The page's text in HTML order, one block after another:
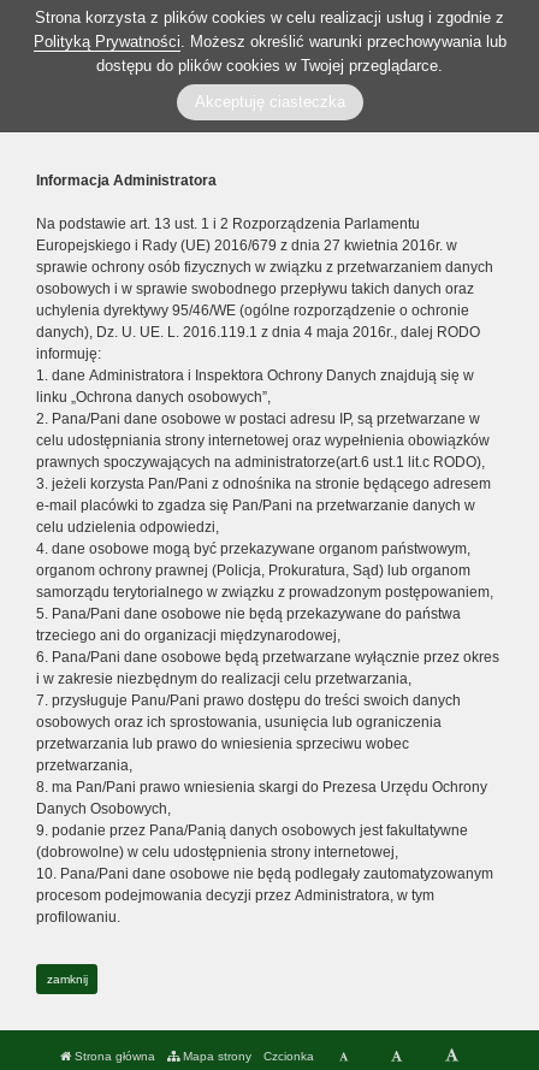
Strona korzysta z plików cookies w celu realizacji usług i zgodnie z
Polityką Prywatności. Możesz określić warunki przechowywania lub
dostępu do plików cookies w Twojej przeglądarce.
Akceptuję ciasteczka
Informacja Administratora
Na podstawie art. 13 ust. 1 i 2 Rozporządzenia Parlamentu
Europejskiego i Rady (UE) 2016/679 z dnia 27 kwietnia 2016r. w
sprawie ochrony osób fizycznych w związku z przetwarzaniem danych
osobowych i w sprawie swobodnego przepływu takich danych oraz
uchylenia dyrektywy 95/46/WE (ogólne rozporządzenie o ochronie
danych), Dz. U. UE. L. 2016.119.1 z dnia 4 maja 2016r., dalej RODO
informuję:
1. dane Administratora i Inspektora Ochrony Danych znajdują się w
linku „Ochrona danych osobowych”,
2. Pana/Pani dane osobowe w postaci adresu IP, są przetwarzane w
celu udostępniania strony internetowej oraz wypełnienia obowiązków
prawnych spoczywających na administratorze(art.6 ust.1 lit.c RODO),
3. jeżeli korzysta Pan/Pani z odnośnika na stronie będącego adresem
e-mail placówki to zgadza się Pan/Pani na przetwarzanie danych w
celu udzielenia odpowiedzi,
4. dane osobowe mogą być przekazywane organom państwowym,
organom ochrony prawnej (Policja, Prokuratura, Sąd) lub organom
samorządu terytorialnego w związku z prowadzonym postępowaniem,
5. Pana/Pani dane osobowe nie będą przekazywane do państwa
trzeciego ani do organizacji międzynarodowej,
6. Pana/Pani dane osobowe będą przetwarzane wyłącznie przez okres
i w zakresie niezbędnym do realizacji celu przetwarzania,
7. przysługuje Panu/Pani prawo dostępu do treści swoich danych
osobowych oraz ich sprostowania, usunięcia lub ograniczenia
przetwarzania lub prawo do wniesienia sprzeciwu wobec
przetwarzania,
8. ma Pan/Pani prawo wniesienia skargi do Prezesa Urzędu Ochrony
Danych Osobowych,
9. podanie przez Pana/Panią danych osobowych jest fakultatywne
(dobrowolne) w celu udostępnienia strony internetowej,
10. Pana/Pani dane osobowe nie będą podlegały zautomatyzowanym
procesom podejmowania decyzji przez Administratora, w tym
profilowaniu.
zamknij
Strona główna Mapa strony Czcionka